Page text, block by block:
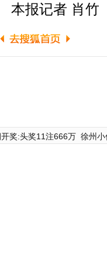
本报记者 肖竹
奖:头奖11注666万 徐州